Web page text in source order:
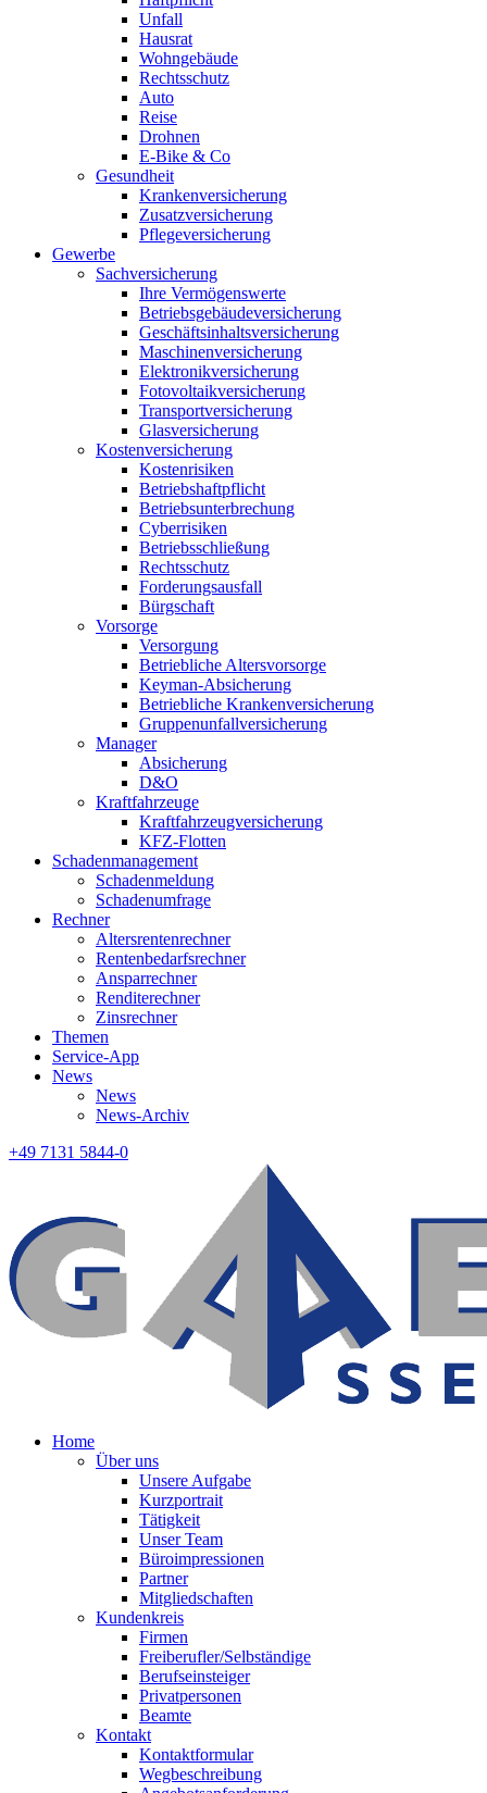
Unfall
Hausrat
Wohngebäude
Rechtsschutz
Auto
Reise
Drohnen
E-Bike & Co
Gesundheit
Krankenversicherung
Zusatzversicherung
Pflegeversicherung
Gewerbe
Sachversicherung
Ihre Vermögenswerte
Betriebsgebäudeversicherung
Geschäftsinhaltsversicherung
Maschinenversicherung
Elektronikversicherung
Fotovoltaikversicherung
Transportversicherung
Glasversicherung
Kostenversicherung
Kostenrisiken
Betriebshaftpflicht
Betriebsunterbrechung
Cyberrisiken
Betriebsschließung
Rechtsschutz
Forderungsausfall
Bürgschaft
Vorsorge
Versorgung
Betriebliche Altersvorsorge
Keyman-Absicherung
Betriebliche Krankenversicherung
Gruppenunfallversicherung
Manager
Absicherung
D&O
Kraftfahrzeuge
Kraftfahrzeugversicherung
KFZ-Flotten
Schadenmanagement
Schadenmeldung
Schadenumfrage
Rechner
Altersrentenrechner
Rentenbedarfsrechner
Ansparrechner
Renditerechner
Zinsrechner
Themen
Service-App
News
News
News-Archiv
+49 7131 5844-0
Home
Über uns
Unsere Aufgabe
Kurzportrait
Tätigkeit
Unser Team
Büroimpressionen
Partner
Mitgliedschaften
Kundenkreis
Firmen
Freiberufler/Selbständige
Berufseinsteiger
Privatpersonen
Beamte
Kontakt
Kontaktformular
Wegbeschreibung